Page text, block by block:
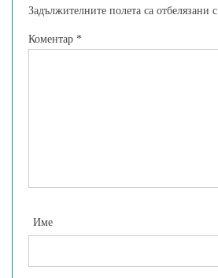
Задължителните полета са отбелязани с
Коментар *
Име